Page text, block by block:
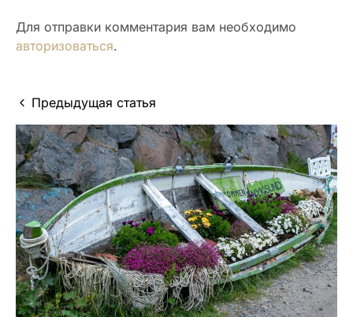
Для отправки комментария вам необходимо
авторизоваться.
Предыдущая статья